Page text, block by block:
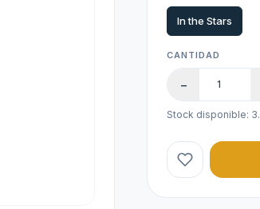
In the Stars
CANTIDAD
−
Stock disponible: 3.